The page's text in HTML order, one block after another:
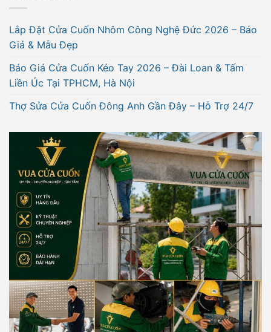
Lắp Đặt Cửa Cuốn Nhôm Công Nghệ Đức 2026 – Báo
Giá & Mẫu Đẹp
Báo Giá Cửa Cuốn Kéo Tay 2026 – Đài Loan & Tấm
Liền Úc Tại TPHCM, Hà Nội
Thợ Sửa Cửa Cuốn Đông Anh Gần Đây – Hỗ Trợ 24/7